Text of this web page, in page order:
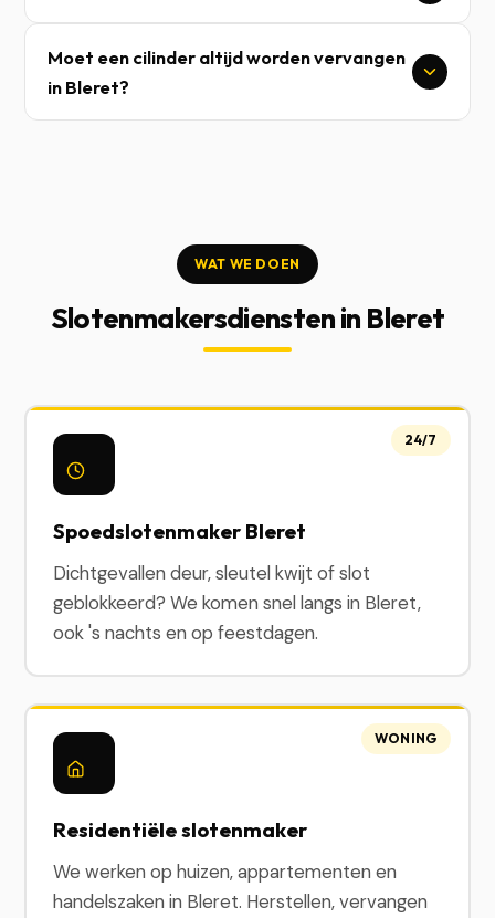
Moet een cilinder altijd worden vervangen
in Bleret?
WAT WE DOEN
Slotenmakersdiensten in Bleret
Spoedslotenmaker Bleret
Dichtgevallen deur, sleutel kwijt of slot
geblokkeerd? We komen snel langs in Bleret,
ook 's nachts en op feestdagen.
24/7
Residentiële slotenmaker
We werken op huizen, appartementen en
handelszaken in Bleret. Herstellen, vervangen
WONING